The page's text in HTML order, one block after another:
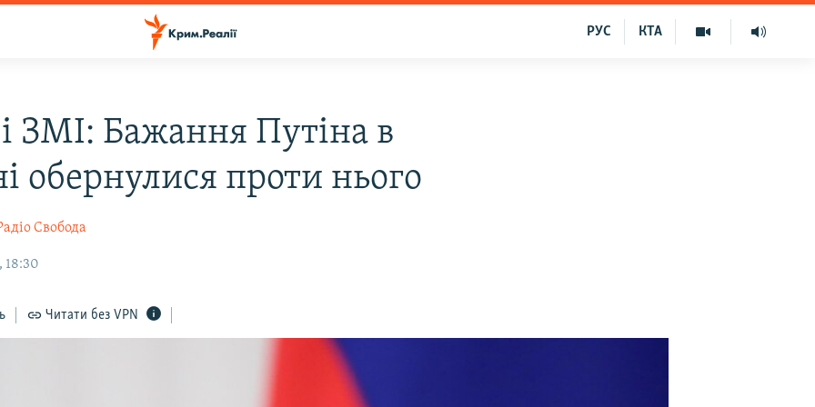
КТА
РУС
ЗМІ: Бажання Путіна в
обернулися проти нього
Свобода
18:30
Читати без VPN